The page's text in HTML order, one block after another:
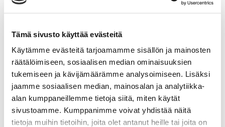
Tämä sivusto käyttää evästeitä
Käytämme evästeitä tarjoamamme sisällön ja mainosten
räätälöimiseen, sosiaalisen median ominaisuuksien
tukemiseen ja kävijämäärämme analysoimiseen. Lisäksi
jaamme sosiaalisen median, mainosalan ja analytiikka-
alan kumppaneillemme tietoja siitä, miten käytät
sivustoamme. Kumppanimme voivat yhdistää näitä
tietoja muihin tietoihin, joita olet antanut heille tai joita on
Reuna- ja ikkunalistat
Alumiinilistat
Kansikate
Venevarusteet
Reuna-, köli-, törmäyslistat ja
kansikate
Muut tarvikkeet
Köli- ja eväsuojat